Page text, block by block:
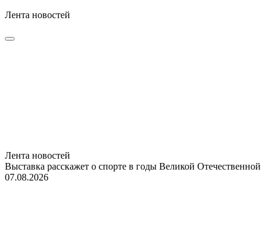
Лента новостей
Лента новостей
Выставка расскажет о спорте в годы Великой Отечественной
07.08.2026